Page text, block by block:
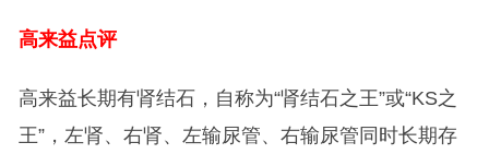
高来益点评
高来益长期有肾结石，自称为“肾结石之王”或“KS之
王”，左肾、右肾、左输尿管、右输尿管同时长期存